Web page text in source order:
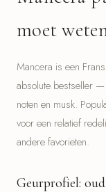
moet
Mancera is een
absolute bestseller
noten en musk.
voor een relatief
andere favorieten.
Geurprofiel: